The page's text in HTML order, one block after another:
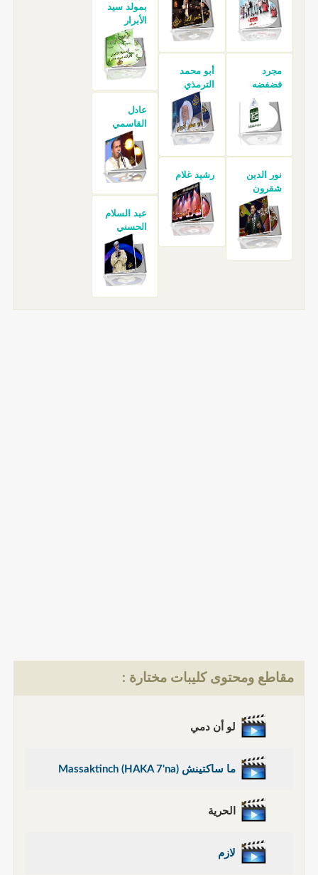
مجرد
فضفضه
نور الدين
شقرون
أبو محمد
الترمذي
رشيد غلام
بمولد سيد
الأبرار
عادل
القاسمي
عبد السلام
الحسني
مقاطع ومحتوى كليبات مختارة :
لو أن دمي
ما ساكتينش Massaktinch (HAKA 7'na)
الحرية
لازم